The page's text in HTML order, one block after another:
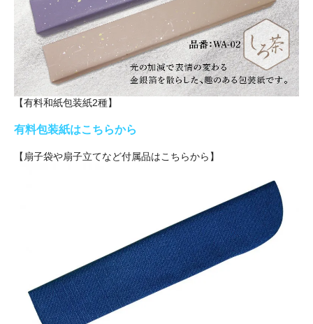
【有料和紙包装紙2種】
有料包装紙はこちらから
【扇子袋や扇子立てなど付属品はこちらから】